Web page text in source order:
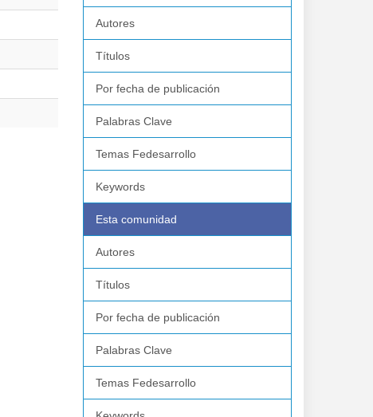
Autores
Títulos
Por fecha de publicación
Palabras Clave
Temas Fedesarrollo
Keywords
Esta comunidad
Autores
Títulos
Por fecha de publicación
Palabras Clave
Temas Fedesarrollo